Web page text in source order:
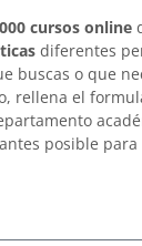
cursos online
diferentes
buscas o que
rellena el
posible para